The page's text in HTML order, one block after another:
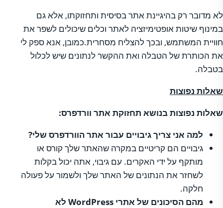
לא מדובר רק בהיגיינת אתר בסיסית ותחזוקתו, אלא גם
במינוף שיטות אופטימיזציה לאתר וכלים שיכולים לשפר את
חוויית המשתמש, ובכך להצליח מסחרית.כמובן, אנא ספק לי
את הכותרת של הטבלה ואת ההקשר לנתונים שיש לכלול
בטבלה.
שאלות נפוצות
שאלות נפוצות בנושא תחזוקת אתר וורדפרס:
למה אני צריך גיבויים עבור אתר הוורדפרס שלי?
גיבויים הם קריטיים במקרה שהאתר שלך קורס או
מותקף על ידי האקרים. עם גיבוי, אתה יכול בקלות
לשחזר את הנתונים של האתר שלך ולשמור על פעולה
חלקה.
מהם הסיכונים של אתרי WordPress לא